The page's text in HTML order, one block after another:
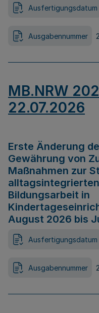
Ausfertigungsdatum
Ausgabennummer
MB.NRW
22.07.2026
Erste Änderung
Gewährung von
Maßnahmen zur
Bildungsarbeit in
August 2026 bis
Ausfertigungsdatum
Ausgabennummer